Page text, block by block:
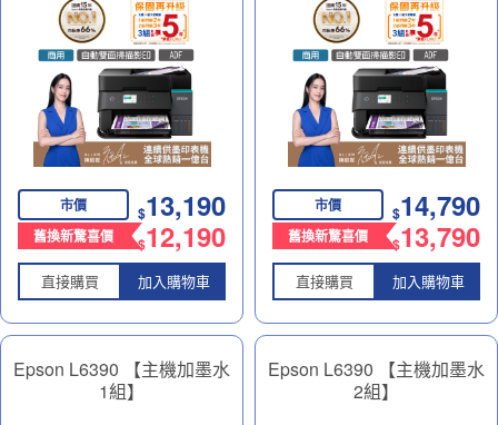
市價 $13,190
舊換新驚喜價 $12,190
直接購買 加入購物車
市價 $14,790
舊換新驚喜價 $13,790
直接購買 加入購物車
Epson L6390 【主機加墨水
1組】
Epson L6390 【主機加墨水
2組】